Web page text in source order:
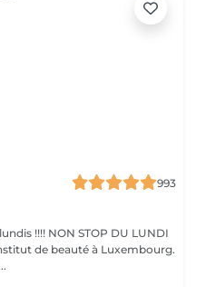
993
!!!! NON STOP DU LUNDI